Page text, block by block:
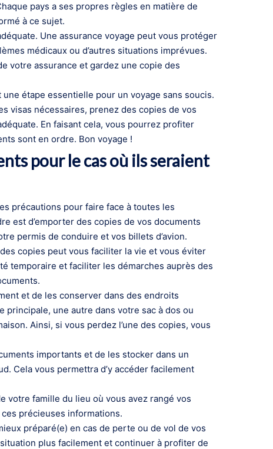
pays a ses propres règles en matière de
à ce sujet.
Une assurance voyage peut vous protéger
médicaux ou d’autres situations imprévues.
votre assurance et gardez une copie des
étape essentielle pour un voyage sans soucis.
visas nécessaires, prenez des copies de vos
En faisant cela, vous pourrez profiter
sont en ordre. Bon voyage !
pour le cas où ils seraient
précautions pour faire face à toutes les
est d’emporter des copies de vos documents
permis de conduire et vos billets d’avion.
copies peut vous faciliter la vie et vous éviter
temporaire et faciliter les démarches auprès des
et de les conserver dans des endroits
une autre dans votre sac à dos ou
Ainsi, si vous perdez l’une des copies, vous
importants et de les stocker dans un
Cela vous permettra d’y accéder facilement
votre famille du lieu où vous avez rangé vos
précieuses informations.
préparé(e) en cas de perte ou de vol de vos
plus facilement et continuer à profiter de